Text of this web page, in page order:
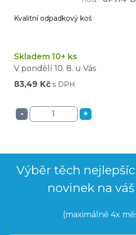
Kvalitní odpadkový koš
Skladem 10+ ks
V pondělí 10. 8. u Vás
83,49 Kč s DPH
- +
Výběr těch
novinek na
(maximálně 4x